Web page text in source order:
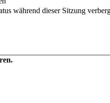
während dieser Sitzung